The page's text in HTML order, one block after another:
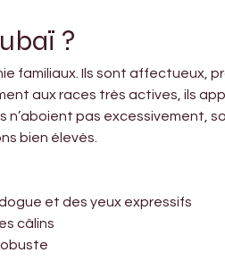
?
familiaux. Ils sont affectueux,
aux races très actives, ils
n’aboient pas excessivement,
bien élevés.
et des yeux expressifs
câlins